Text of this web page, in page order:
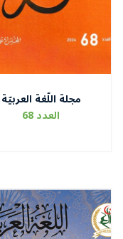
مجلة اللّغة العربيّة
العدد 68